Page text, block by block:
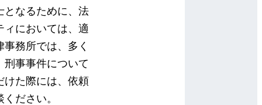
となるために、法
においては、適
務所では、多く
事事件について
けた際には、依頼
ださい。